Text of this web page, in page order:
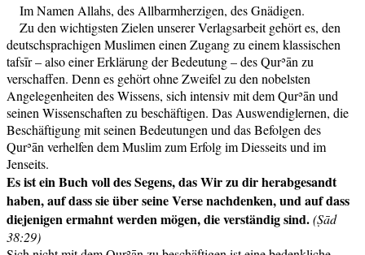
Im Namen Allahs, des Allbarmherzigen, des Gnädigen.
Zu den wichtigsten Zielen unserer Verlagsarbeit gehört es, den
deutschsprachigen Muslimen einen Zugang zu einem klassischen
tafsīr – also einer Erklärung der Bedeutung – des Qurʾān zu
verschaffen. Denn es gehört ohne Zweifel zu den nobelsten
Angelegenheiten des Wissens, sich intensiv mit dem Qurʾān und
seinen Wissenschaften zu beschäftigen. Das Auswendiglernen, die
Beschäftigung mit seinen Bedeutungen und das Befolgen des
Qurʾān verhelfen dem Muslim zum Erfolg im Diesseits und im
Jenseits.
Es ist ein Buch voll des Segens, das Wir zu dir herabgesandt
haben, auf dass sie über seine Verse nachdenken, und auf dass
diejenigen ermahnt werden mögen, die verständig sind.(Ṣād
38:29)